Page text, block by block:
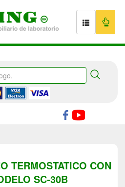
TERMOSTATICO CON
SC-30B